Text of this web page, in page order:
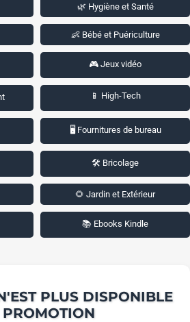
🌿 Hygiène et Santé
👶 Bébé et Puériculture
🎮 Jeux vidéo
📱 High-Tech
🖥️ Fournitures de bureau
🛠️ Bricolage
🌻 Jardin et Extérieur
📚 Ebooks Kindle
PLUS DISPONIBLE
PROMOTION